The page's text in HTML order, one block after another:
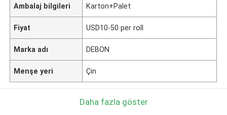
Ambalaj bilgileri Karton+Palet
Fiyat USD10-50 per roll
Marka adı DEBON
Menşe yeri Çin
Daha fazla göster